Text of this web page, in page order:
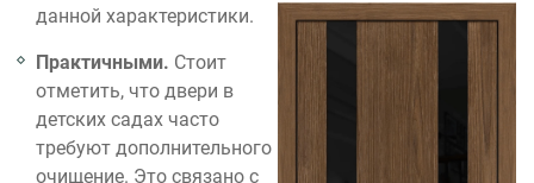
данной характеристики.
Практичными. Стоит
отметить, что двери в
детских садах часто
требуют дополнительного
очищение. Это связано с